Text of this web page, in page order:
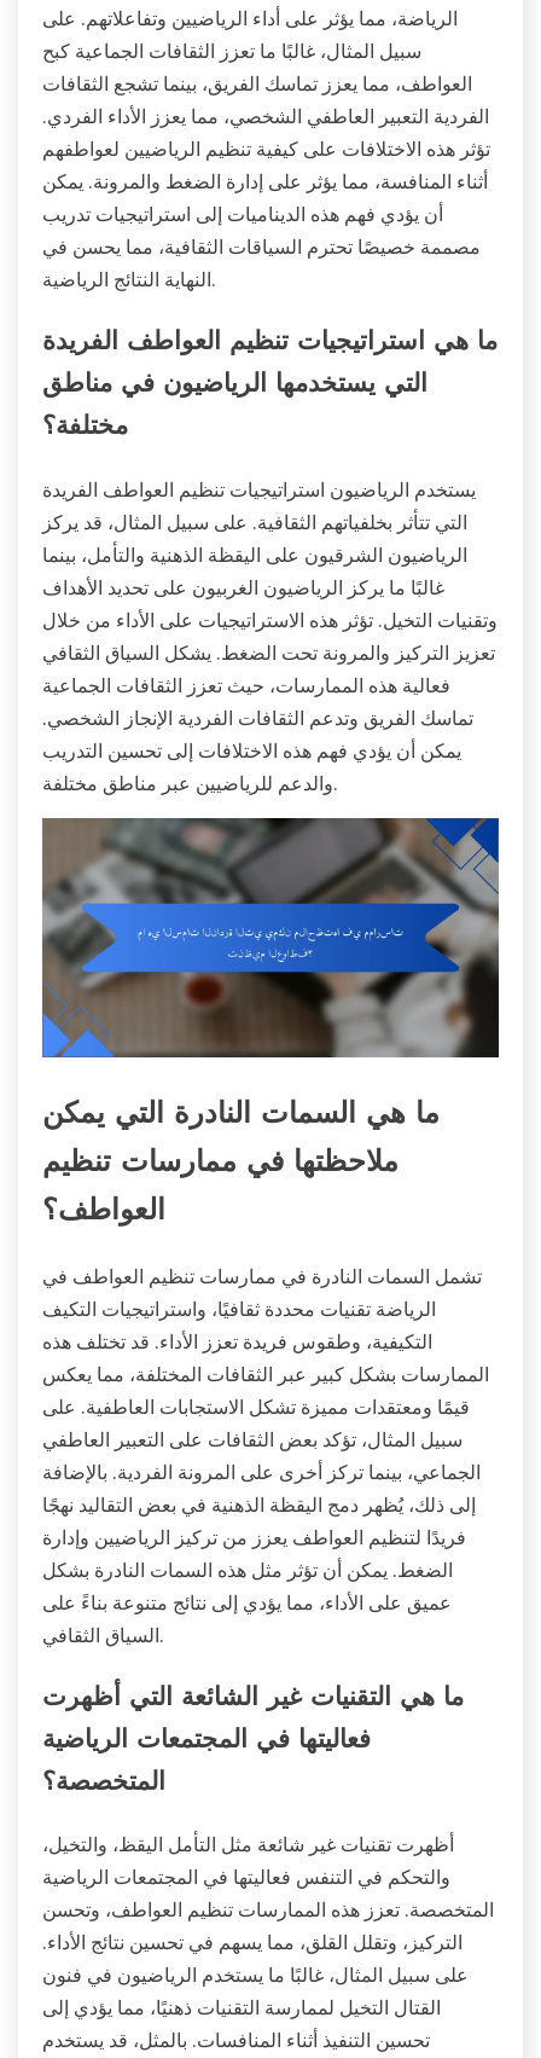
الرياضة، مما يؤثر على أداء الرياضيين وتفاعلاتهم. على
سبيل المثال، غالبًا ما تعزز الثقافات الجماعية كبح
العواطف، مما يعزز تماسك الفريق، بينما تشجع الثقافات
الفردية التعبير العاطفي الشخصي، مما يعزز الأداء الفردي.
تؤثر هذه الاختلافات على كيفية تنظيم الرياضيين لعواطفهم
أثناء المنافسة، مما يؤثر على إدارة الضغط والمرونة. يمكن
أن يؤدي فهم هذه الديناميات إلى استراتيجيات تدريب
مصممة خصيصًا تحترم السياقات الثقافية، مما يحسن في
النهاية النتائج الرياضية.
ما هي استراتيجيات تنظيم العواطف الفريدة
التي يستخدمها الرياضيون في مناطق
مختلفة؟
يستخدم الرياضيون استراتيجيات تنظيم العواطف الفريدة
التي تتأثر بخلفياتهم الثقافية. على سبيل المثال، قد يركز
الرياضيون الشرقيون على اليقظة الذهنية والتأمل، بينما
غالبًا ما يركز الرياضيون الغربيون على تحديد الأهداف
وتقنيات التخيل. تؤثر هذه الاستراتيجيات على الأداء من خلال
تعزيز التركيز والمرونة تحت الضغط. يشكل السياق الثقافي
فعالية هذه الممارسات، حيث تعزز الثقافات الجماعية
تماسك الفريق وتدعم الثقافات الفردية الإنجاز الشخصي.
يمكن أن يؤدي فهم هذه الاختلافات إلى تحسين التدريب
والدعم للرياضيين عبر مناطق مختلفة.
ما هي السمات النادرة التي يمكن
ملاحظتها في ممارسات تنظيم
العواطف؟
تشمل السمات النادرة في ممارسات تنظيم العواطف في
الرياضة تقنيات محددة ثقافيًا، واستراتيجيات التكيف
التكيفية، وطقوس فريدة تعزز الأداء. قد تختلف هذه
الممارسات بشكل كبير عبر الثقافات المختلفة، مما يعكس
قيمًا ومعتقدات مميزة تشكل الاستجابات العاطفية. على
سبيل المثال، تؤكد بعض الثقافات على التعبير العاطفي
الجماعي، بينما تركز أخرى على المرونة الفردية. بالإضافة
إلى ذلك، يُظهر دمج اليقظة الذهنية في بعض التقاليد نهجًا
فريدًا لتنظيم العواطف يعزز من تركيز الرياضيين وإدارة
الضغط. يمكن أن تؤثر مثل هذه السمات النادرة بشكل
عميق على الأداء، مما يؤدي إلى نتائج متنوعة بناءً على
السياق الثقافي.
ما هي التقنيات غير الشائعة التي أظهرت
فعاليتها في المجتمعات الرياضية
المتخصصة؟
أظهرت تقنيات غير شائعة مثل التأمل اليقظ، والتخيل،
والتحكم في التنفس فعاليتها في المجتمعات الرياضية
المتخصصة. تعزز هذه الممارسات تنظيم العواطف، وتحسن
التركيز، وتقلل القلق، مما يسهم في تحسين نتائج الأداء.
على سبيل المثال، غالبًا ما يستخدم الرياضيون في فنون
القتال التخيل لممارسة التقنيات ذهنيًا، مما يؤدي إلى
تحسين التنفيذ أثناء المنافسات. بالمثل، قد يستخدم